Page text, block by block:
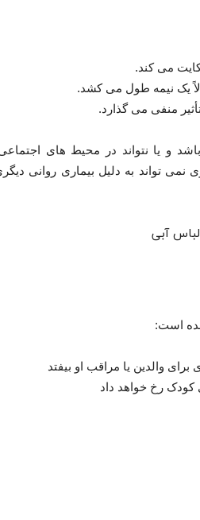
می کند.
یک نیمه طول می کشد.
منفی می گذارد.
و یا نتواند در محیط های
نمی تواند به دلیل بیماری روانی
است:
والدین یا مراقب او بیفتد
رخ خواهد داد